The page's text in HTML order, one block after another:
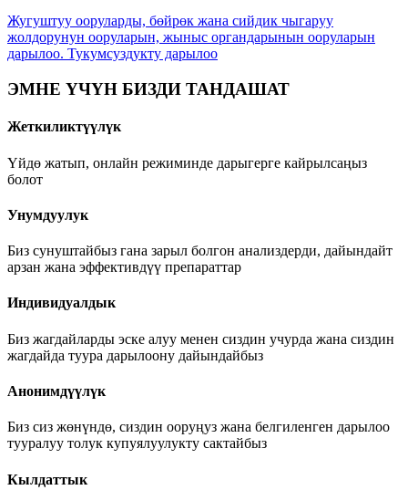
Жугуштуу ооруларды, бөйрөк жана сийдик чыгаруу
жолдорунун ооруларын, жыныс органдарынын ооруларын
дарылоо. Тукумсуздукту дарылоо
ЭМНЕ ҮЧҮН БИЗДИ ТАНДАШАТ
Жеткиликтүүлүк
Үйдө жатып, онлайн режиминде дарыгерге кайрылсаңыз
болот
Унумдуулук
Биз сунуштайбыз гана зарыл болгон анализдерди, дайындайт
арзан жана эффективдүү препараттар
Индивидуалдык
Биз жагдайларды эске алуу менен сиздин учурда жана сиздин
жагдайда туура дарылоону дайындайбыз
Анонимдүүлүк
Биз сиз жөнүндө, сиздин ооруңуз жана белгиленген дарылоо
тууралуу толук купуялуулукту сактайбыз
Кылдаттык